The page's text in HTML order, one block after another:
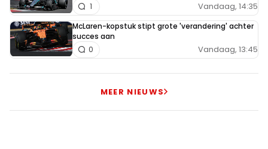
Vandaag, 14:35
1
McLaren-kopstuk stipt grote 'verandering' achter
succes aan
Vandaag, 13:45
0
MEER NIEUWS